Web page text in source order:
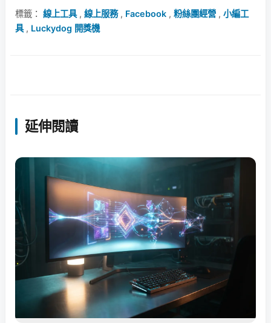
標籤： 線上工具, 線上服務, Facebook , 粉絲團經營 , 小編工
具, Luckydog 開獎機
延伸閱讀